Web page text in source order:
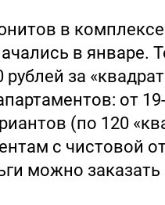
в комплексе
в январе.
рублей за
от
(по 120
с чистовой
можно